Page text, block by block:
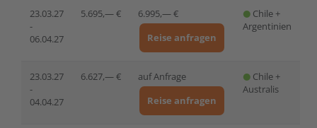
23.03.27
-
06.04.27
5.695,— €
6.995,— €
Reise anfragen
Chile +
Argentinien
23.03.27
-
04.04.27
6.627,— €
auf Anfrage
Reise anfragen
Chile +
Australis